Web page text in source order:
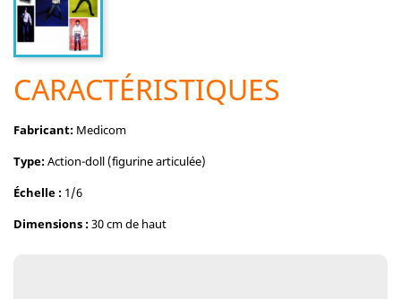
CARACTÉRISTIQUES
Fabricant: Medicom
Type:Action-doll (figurine articulée)
Échelle : 1/6
Dimensions :30 cm de haut